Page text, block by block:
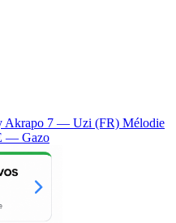
Akrapo 7 — Uzi (FR) Mélodie
— Gazo